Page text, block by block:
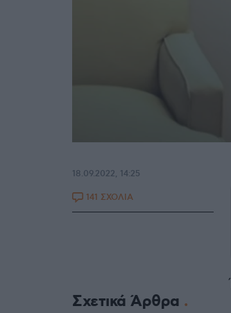
18.09.2022, 14:25
141 ΣΧΟΛΙΑ
Σχετικά Άρθρα